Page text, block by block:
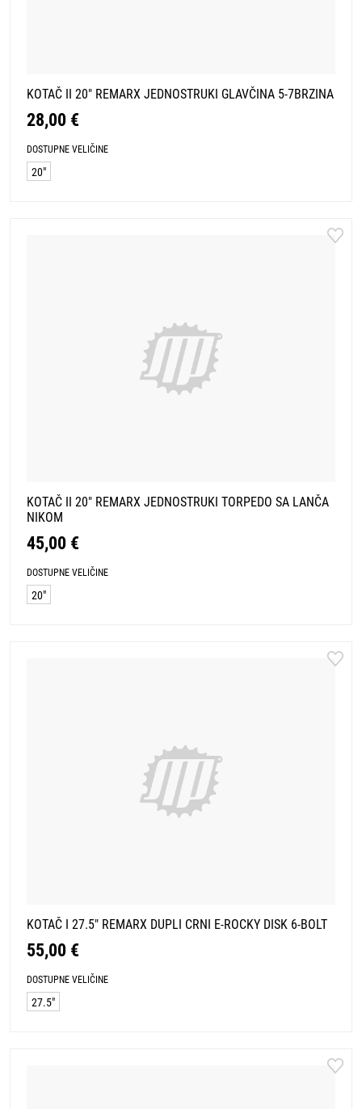
KOTAČ II 20" REMARX JEDNOSTRUKI GLAVČINA 5-7BRZINA
28,00 €
DOSTUPNE VELIČINE
20"
KOTAČ II 20" REMARX JEDNOSTRUKI TORPEDO SA LANČA
NIKOM
45,00 €
DOSTUPNE VELIČINE
20"
KOTAČ I 27.5" REMARX DUPLI CRNI E-ROCKY DISK 6-BOLT
55,00 €
DOSTUPNE VELIČINE
27.5"